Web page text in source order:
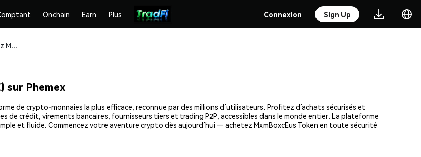
Onchain Earn Plus Connexion Sign Up
Achetez et stockez MxmBoxcEus Token (MBE) en toute sécurité
sur Phemex
de crypto-monnaies la plus efficace, reconnue par des millions d’utilisateurs. Profitez d’achats sécurisés et
de crédit, virements bancaires, fournisseurs tiers et trading P2P, accessibles dans le monde entier. La plateforme
et fluide. Commencez votre aventure crypto dès aujourd’hui — achetez MxmBoxcEus Token en toute sécurité